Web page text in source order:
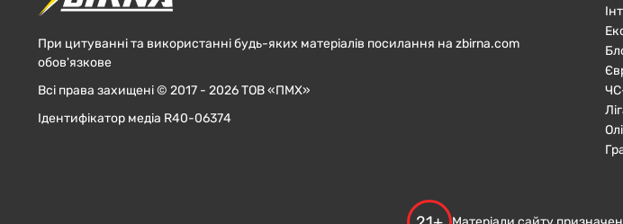
При цитуванні та використанні будь-яких матеріалів посилання на zbirna.com
обов'язкове
Всі права захищені © 2017 - 2026 ТОВ «ПМХ»
Ідентифікатор медіа R40-06374